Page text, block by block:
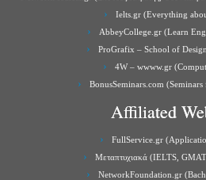
Ielts.gr (Everything
AbbeyCollege.gr (Learn
ProGrafix – School of
4W – wwww.gr
BonusSeminars.com
Affiliated
FullService.gr
Μεταπτυχιακά (IELTS,
NetworkFoundation.gr